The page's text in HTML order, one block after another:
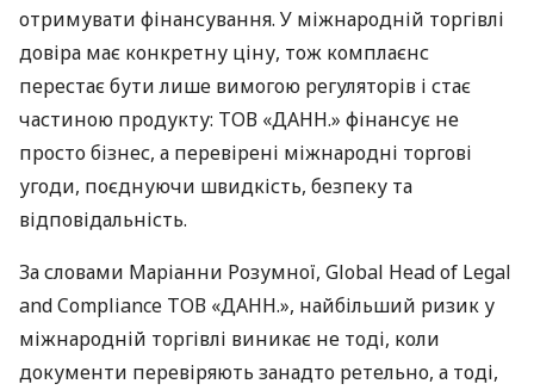
отримувати фінансування. У міжнародній торгівлі
довіра має конкретну ціну, тож комплаєнс
перестає бути лише вимогою регуляторів і стає
частиною продукту: ТОВ «ДАНН.» фінансує не
просто бізнес, а перевірені міжнародні торгові
угоди, поєднуючи швидкість, безпеку та
відповідальність.
За словами Маріанни Розумної, Global Head of Legal
and Compliance ТОВ «ДАНН.», найбільший ризик у
міжнародній торгівлі виникає не тоді, коли
документи перевіряють занадто ретельно, а тоді,